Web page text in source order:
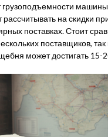
грузоподъемности
рассчитывать на скидки
поставках. Стоит
поставщиков, так
может достигать 15-